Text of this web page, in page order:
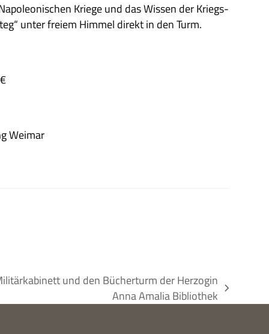
Kriege und das Wis­sen der Kriegs­
unter freiem Him­mel direkt in den Turm.
Weimar
und den Bücherturm der Herzogin
Anna Amalia Bibliothek